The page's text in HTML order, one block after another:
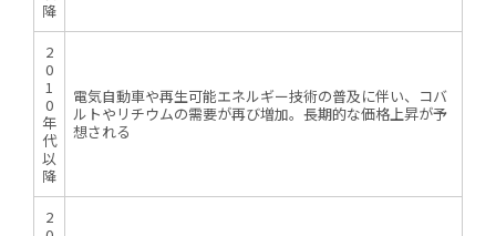
降
2
0
1
0
年
代
以
降
電気自動車や再生可能エネルギー技術の普及に伴い、コバ
ルトやリチウムの需要が再び増加。長期的な価格上昇が予
想される
2